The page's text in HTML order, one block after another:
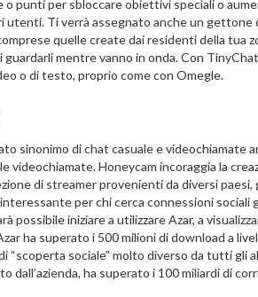
punti per sbloccare obiettivi speciali o
Ti verrà assegnato anche un gettone
quelle create dai residenti della tua
mentre vanno in onda. Con
o di testo, proprio come con Omegle.
sinonimo di chat casuale e videochiamate
videochiamate. Honeycam incoraggia la
di streamer provenienti da diversi
per chi cerca connessioni
possibile iniziare a utilizzare Azar, a
ha superato i 500 milioni di download a
“scoperta sociale” molto diverso da tutti gli
dall’azienda, ha superato i 100 miliardi di